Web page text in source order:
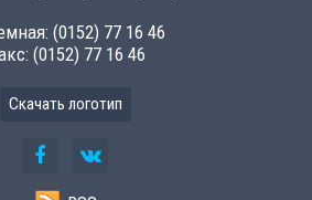
(0152) 77 16 46
(0152) 77 16 46
Скачать логотип